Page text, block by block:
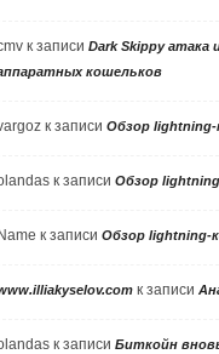
к записиDark Skippy атака
кошельков
к записиОбзор
к записиОбзор
Name к записиОбзор lightning-
к записи
к записиБиткойн